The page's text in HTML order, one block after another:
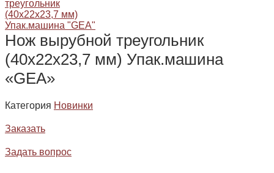
Нож вырубной треугольник
(40х22х23,7 мм) Упак.машина
«GEA»
Категория Новинки
Заказать
Задать вопрос